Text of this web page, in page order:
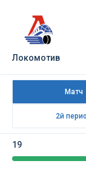
Локомотив
Матч
2й
19